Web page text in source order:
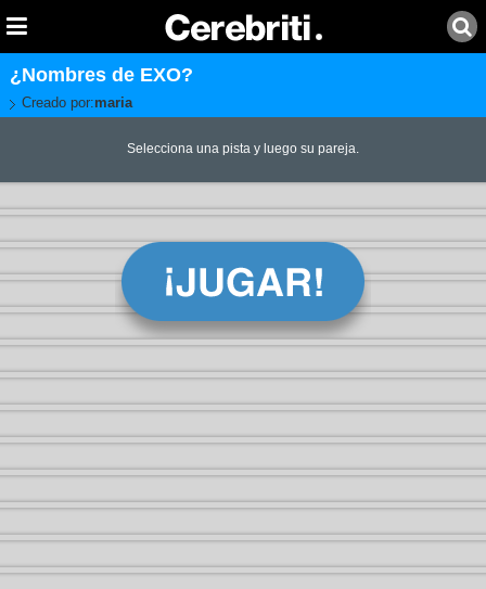
¿Nombres de EXO?
Creado por:maria
Selecciona una pista y luego su pareja.